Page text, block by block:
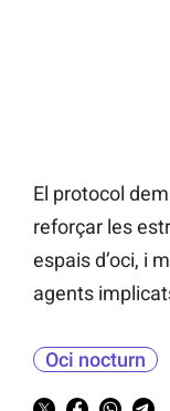
El protocol
reforçar les
espais d’oci, i
agents
Oci nocturn